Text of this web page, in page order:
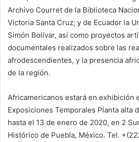
Archivo Courret de la Biblioteca
Victoria Santa Cruz; y de Ecuador la
Simón Bolívar, así como proyectos
documentales realizados sobre las
afrodescendientes, y la presencia
de la región.
Africamericanos estará en exhibición
Exposiciones Temporales Planta alta
hasta el 13 de enero de 2020, en 2
Histórico de Puebla, México. Tel.